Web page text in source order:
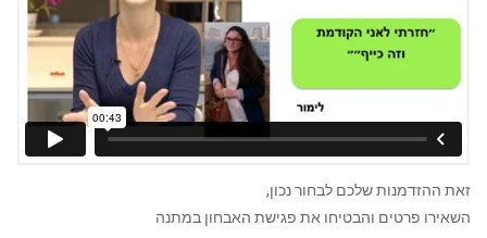
זאת ההזדמנות שלכם לבחור נכון,
השאירו פרטים והבטיחו את פגישת האבחון במתנה